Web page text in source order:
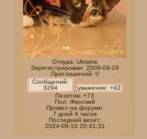
Откуда: Ukraine
Зарегистрирован: 2009-09-29
Приглашений: 0
Сообщений:
3294
уважение: +42
Позитив: +73
Пол: Женский
Провел на форуме:
7 дней 6 часов
Последний визит:
2024-09-10 20:41:31